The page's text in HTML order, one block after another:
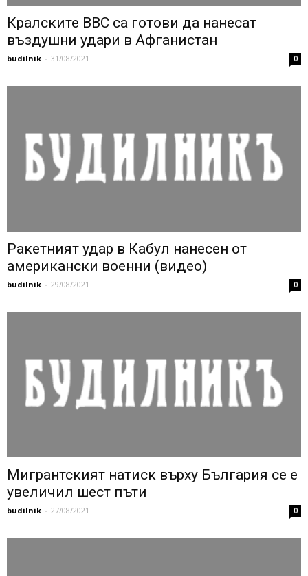
Кралските ВВС са готови да нанесат
въздушни удари в Афганистан
budilnik - 31/08/2021 0
Ракетният удар в Кабул нанесен от
американски военни (видео)
budilnik - 29/08/2021 0
Мигрантският натиск върху България се е
увеличил шест пъти
budilnik - 27/08/2021 0